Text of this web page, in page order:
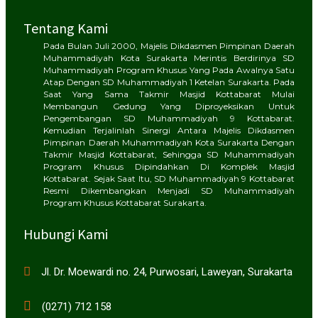
Tentang Kami
Pada Bulan Juli 2000, Majelis Dikdasmen Pimpinan Daerah
Muhammadiyah Kota Surakarta Merintis Berdirinya SD
Muhammadiyah Program Khusus Yang Pada Awalnya Satu
Atap Dengan SD Muhammadiyah 1 Ketelan Surakarta. Pada
Saat Yang Sama Takmir Masjid Kottabarat Mulai
Membangun Gedung Yang Diproyeksikan Untuk
Pengembangan SD Muhammadiyah 9 Kottabarat.
Kemudian Terjalinlah Sinergi Antara Majelis Dikdasmen
Pimpinan Daerah Muhammadiyah Kota Surakarta Dengan
Takmir Masjid Kottabarat, Sehingga SD Muhammadiyah
Program Khusus Dipindahkan Di Komplek Masjid
Kottabarat. Sejak Saat Itu, SD Muhammadiyah 9 Kottabarat
Resmi Dikembangkan Menjadi SD Muhammadiyah
Program Khusus Kottabarat Surakarta.
Hubungi Kami
Jl. Dr. Moewardi no. 24, Purwosari, Laweyan, Surakarta
(0271) 712 158